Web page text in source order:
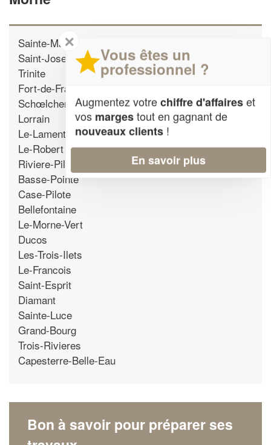
Sainte-Marie
Saint-Joseph
Trinite
Fort-de-France
Schœlcher
Lorrain
Le-Lamentin
Le-Robert
Riviere-Pilote
Basse-Pointe
Case-Pilote
Bellefontaine
Le-Morne-Vert
Ducos
Les-Trois-Ilets
Le-Francois
Saint-Esprit
Diamant
Sainte-Luce
Grand-Bourg
Trois-Rivieres
Capesterre-Belle-Eau
Bon à savoir pour préparer ses
✕
Vous êtes un
professionnel ?
Augmentez votrechiffre d'affaireset
vos margestout en gagnant de
nouveaux clients !
En savoir plus